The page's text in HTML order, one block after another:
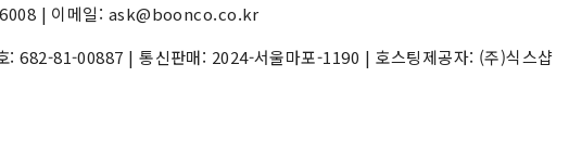
6008 | 이메일: ask@boonco.co.kr
:682-81-00887 | 통신판매: 2024-서울마포-1190 | 호스팅제공자: (주)식스샵